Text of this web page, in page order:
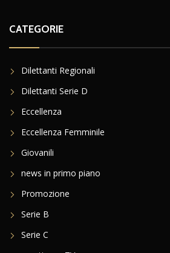
CATEGORIE
Dilettanti Regionali
Dilettanti Serie D
Eccellenza
Eccellenza Femminile
Giovanili
news in primo piano
Promozione
Serie B
Serie C